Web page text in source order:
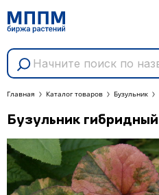
Главная Каталог товаров Бузульник
Бузульник гибридный